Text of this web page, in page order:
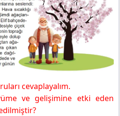
cevaplayalım.
ve gelişimine etki eden